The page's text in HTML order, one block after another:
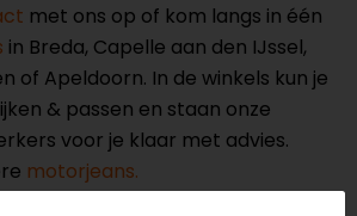
met ons op of kom langs in één
in Breda, Capelle aan den IJssel,
of Apeldoorn. In de winkels kun je
& passen en staan onze
voor je klaar met advies.
motorjeans.